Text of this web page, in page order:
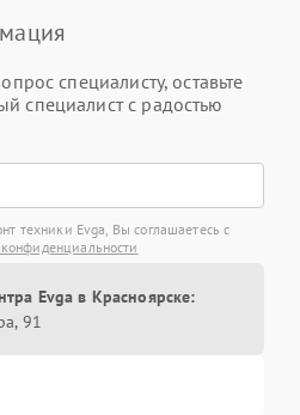
специалисту, оставьте
специалист с радостью
техники Evga, Вы соглашаетесь с
Evga в Красноярске:
91